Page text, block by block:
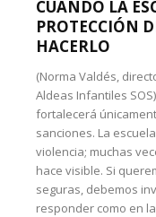
CUANDO LA
PROTECCIÓN
HACERLO
(Norma Valdés,
Aldeas Infantiles
fortalecerá
sanciones. La
violencia; muchas
hace visible. Si
seguras, debemos
responder como en